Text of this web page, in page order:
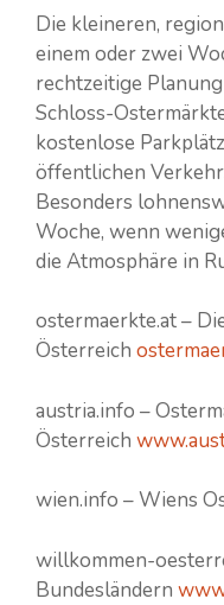
Die kleineren,
einem oder zwei
rechtzeitige
Schloss-
kostenlose
öffentlichen
Besonders
Woche, wenn
die Atmosphäre in
ostermaerkte.at –
Österreich
austria.info –
Österreich
wien.info – Wiens
willkommen-
Bundesländern